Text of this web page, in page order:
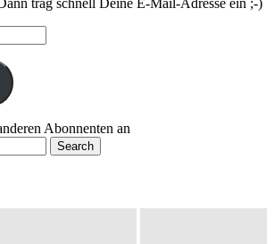
Abonnenten an